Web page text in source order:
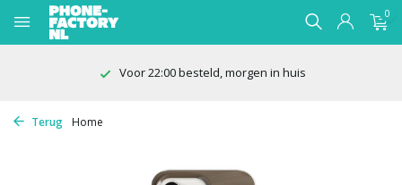
0
100 dagen bedenktijd
Terug Home